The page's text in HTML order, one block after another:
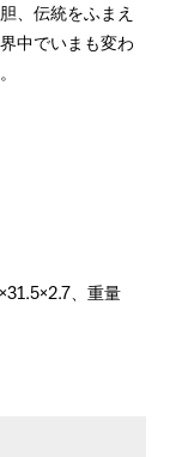
、伝統をふまえ
中でいまも変わ
、重量